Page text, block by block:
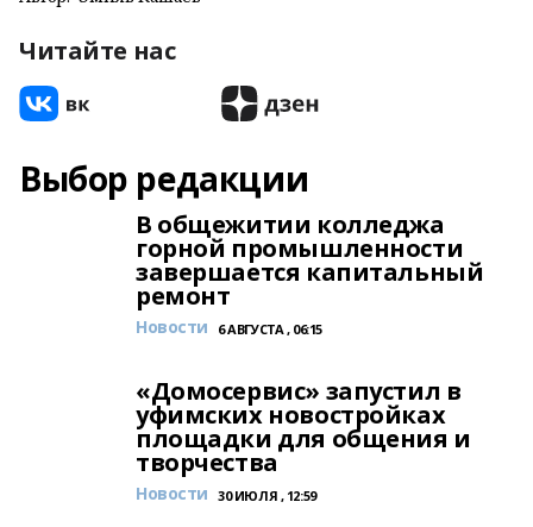
Читайте нас
Выбор редакции
В общежитии колледжа
горной промышленности
завершается капитальный
ремонт
Новости 6 АВГУСТА , 06:15
«Домосервис» запустил в
уфимских новостройках
площадки для общения и
творчества
Новости 30 ИЮЛЯ , 12:59